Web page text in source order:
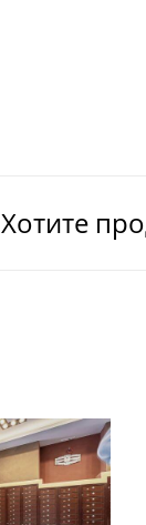
Хотите